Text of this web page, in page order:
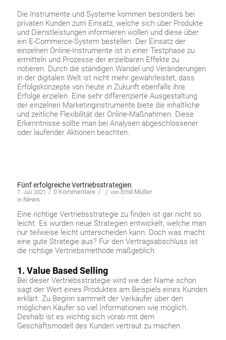
Die Instrumente und Systeme kommen besonders bei
privaten Kunden zum Einsatz, welche sich über Produkte
und Dienstleistungen informieren wollen und diese über
ein E-Commerce-System bestellen. Der Einsatz der
einzelnen Online-Instrumente ist in einer Testphase zu
ermitteln und Prozesse der erzielbaren Effekte zu
notieren. Durch die ständigen Wandel und Veränderungen
in der digitalen Welt ist nicht mehr gewährleistet, dass
Erfolgskonzepte von heute in Zukunft ebenfalls ihre
Erfolge erzielen. Eine sehr differenzierte Ausgestaltung
der einzelnen Marketinginstrumente biete die inhaltliche
und zeitliche Flexibilität der Online-Maßnahmen. Diese
Erkenntnisse sollte man bei Analysen abgeschlossener
oder laufender Aktionen beachten.
Fünf erfolgreiche Vertriebsstrategien
7. Juli 2021 / 0 Kommentare /
in News
/ von Emil Müller
Eine richtige Vertriebsstrategie zu finden ist gar nicht so
leicht. Es wurden neue Strategien entwickelt, welche man
nur teilweise leicht unterscheiden kann. Doch was macht
eine gute Strategie aus? Für den Vertragsabschluss ist
die richtige Vertriebsmethode maßgeblich.
1. Value Based Selling
Bei dieser Vertriebsstrategie wird wie der Name schon
sagt der Wert eines Produktes am Beispiels eines Kunden
erklärt. Zu Beginn sammelt der Verkäufer über den
möglichen Käufer so viel Informationen wie möglich.
Deshalb ist es wichtig sich vorab mit dem
Geschäftsmodell des Kunden vertraut zu machen.